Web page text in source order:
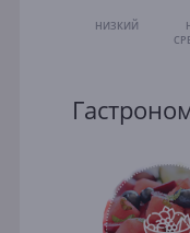
НИЗКИЙ